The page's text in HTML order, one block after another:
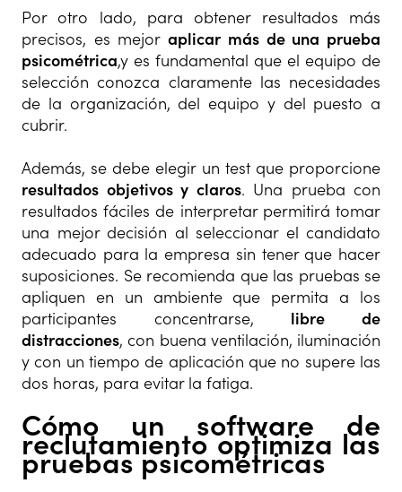
Por otro lado, para obtener resultados más
precisos, es mejoraplicar más de una prueba
psicométrica,y es fundamental que el equipo de
selección conozca claramente las necesidades
de la organización, del equipo y del puesto a
cubrir.
Además, se debe elegir un test que proporcione
resultados objetivos y claros. Una prueba con
resultados fáciles de interpretar permitirá tomar
una mejor decisión al seleccionar el candidato
adecuado para la empresa sin tener que hacer
suposiciones. Se recomienda que las pruebas se
apliquen en un ambiente que permita a los
participantes concentrarse, libre de
distracciones, con buena ventilación, iluminación
y con un tiempo de aplicación que no supere las
dos horas, para evitar la fatiga.
Cómo un software de
reclutamiento optimiza las
pruebas psicométricas